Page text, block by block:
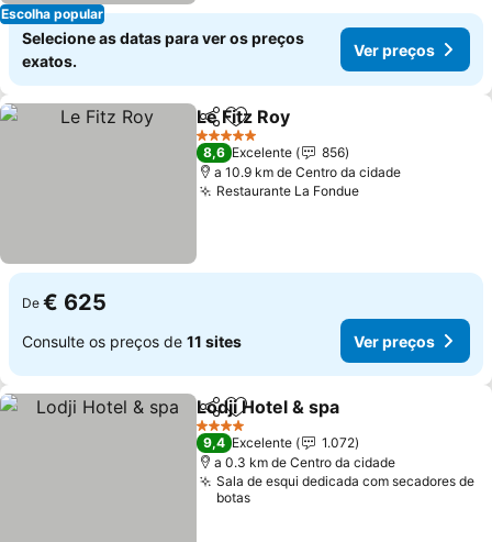
Escolha popular
Selecione as datas para ver os preços
exatos.
Ver preços
PartilharAdicionar aos favoritos
Le Fitz Roy
5 Estrelas
8,6 Excelente
856
a 10.9 km de Centro da cidade
Restaurante La FondueVer preços
De € 625
Consulte os preços de 11 sites Ver preços
PartilharAdicionar aos favoritos
Lodji Hotel & spa
4 Estrelas
9,4 Excelente
1.072
a 0.3 km de Centro da cidade
Sala de esqui dedicada com secadores de
botas